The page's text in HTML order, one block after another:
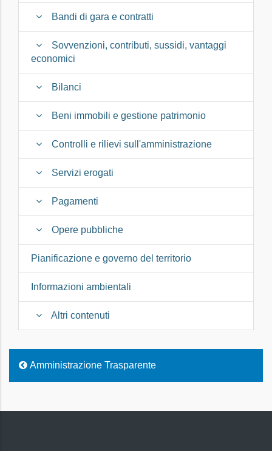
Bandi di gara e contratti
Sovvenzioni, contributi, sussidi, vantaggi
economici
Bilanci
Beni immobili e gestione patrimonio
Controlli e rilievi sull'amministrazione
Servizi erogati
Pagamenti
Opere pubbliche
Pianificazione e governo del territorio
Informazioni ambientali
Altri contenuti
Amministrazione Trasparente